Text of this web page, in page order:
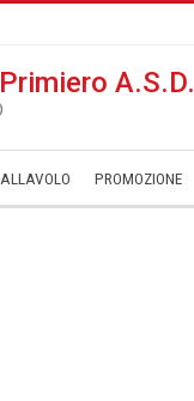
A.S.D.
­PROMOZIONE